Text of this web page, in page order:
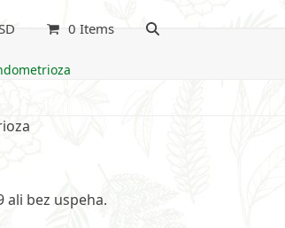
0 Items
ali bez uspeha.